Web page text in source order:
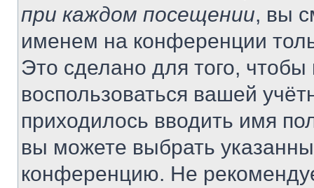
при каждом посещении, вы
именем на конференции
Это сделано для того, чтобы
воспользоваться вашей
приходилось вводить имя
вы можете выбрать
конференцию. Не